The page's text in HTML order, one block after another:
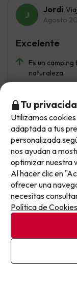
Jordi
Agosto
Es un
naturaleza.
Excelente
Eva
Julio 2024
El paisaje es
No llegas
Este chollo ya
nuevas
menos.
Apúntate y que
Pon tu mejor e-
Al suscribirte,
Tu
Utilizamos
adaptada a tus
personalizada
nos ayudan a
optimizar nuestra
Al hacer clic en
ofrecer una
necesitas
Política de